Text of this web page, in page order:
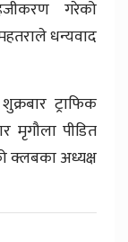
गरेको
धन्यवाद
ट्राफिक
मृगौला पीडित
क्लबका अध्यक्ष